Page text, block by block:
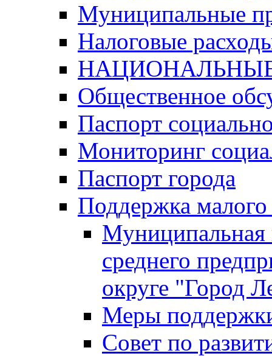
Муниципальные
Налоговые
Общественное
Паспорт
Мониторинг
Паспорт города
Поддержка малого
Муниципальная
среднего
округе "Город
Меры
Совет по